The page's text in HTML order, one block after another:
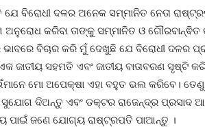
ବିରୋଧୀ ଦଳର ଅନେକ ସମ୍ମାନିତ ନେତା
ଅନୁରୋଧ କରିବା ତାଙ୍କୁ ସମ୍ମାନିତ ଓ
ବିଚାର କରି ମୁଁ ଦେଖୁଛି ଯେ ବିରୋଧୀ ଦଳର
ଜାତୀୟ ସହମତି ଏବଂ ଜାତୀୟ ବାତାବରଣ
ମୋ ଅପେକ୍ଷା ଏହା ବହୁତ ଭଲ କରିବେ। ତେଣୁ
ଦିଅନ୍ତୁ ଏବଂ ଡକ୍ଟର ରାଜେନ୍ଦ୍ର ପ୍ରସାଦ
ପାଇଁ ଜଣେ ଯୋଗ୍ୟ ରାଷ୍ଟ୍ରପତି ପାଆନ୍ତୁ ।